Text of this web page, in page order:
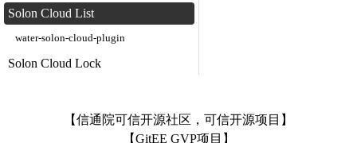
Solon Cloud List
water-solon-cloud-plugin
Solon Cloud Lock
【信通院可信开源社区，可信开源项目】
【GitEE GVP项目】